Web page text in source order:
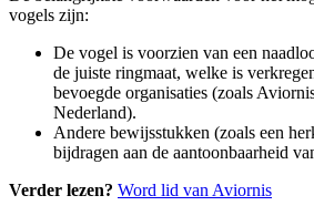
vogels zijn:
De vogel is voorzien van een
de juiste ringmaat, welke is
bevoegde organisaties (zoals
Nederland).
Andere bewijsstukken (zoals een
bijdragen aan de aantoonbaarheid
Verder lezen? Word lid van Aviornis